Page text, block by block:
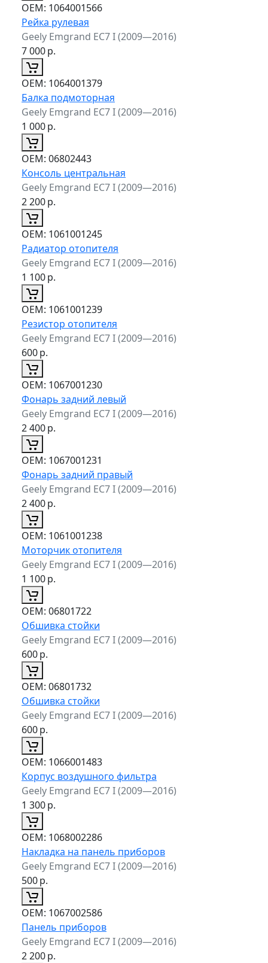
ОЕМ: 1064001566
Рейка рулевая
Geely Emgrand EC7 I (2009—2016)
7 000р.
ОЕМ: 1064001379
Балка подмоторная
Geely Emgrand EC7 I (2009—2016)
1 000р.
ОЕМ: 06802443
Консоль центральная
Geely Emgrand EC7 I (2009—2016)
2 200р.
ОЕМ: 1061001245
Радиатор отопителя
Geely Emgrand EC7 I (2009—2016)
1 100р.
ОЕМ: 1061001239
Резистор отопителя
Geely Emgrand EC7 I (2009—2016)
600р.
ОЕМ: 1067001230
Фонарь задний левый
Geely Emgrand EC7 I (2009—2016)
2 400р.
ОЕМ: 1067001231
Фонарь задний правый
Geely Emgrand EC7 I (2009—2016)
2 400р.
ОЕМ: 1061001238
Моторчик отопителя
Geely Emgrand EC7 I (2009—2016)
1 100р.
ОЕМ: 06801722
Обшивка стойки
Geely Emgrand EC7 I (2009—2016)
600р.
ОЕМ: 06801732
Обшивка стойки
Geely Emgrand EC7 I (2009—2016)
600р.
ОЕМ: 1066001483
Корпус воздушного фильтра
Geely Emgrand EC7 I (2009—2016)
1 300р.
ОЕМ: 1068002286
Накладка на панель приборов
Geely Emgrand EC7 I (2009—2016)
500р.
ОЕМ: 1067002586
Панель приборов
Geely Emgrand EC7 I (2009—2016)
2 200р.